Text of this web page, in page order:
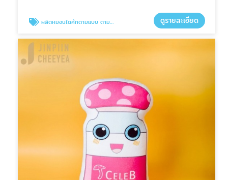
ผลิตหมอนไดคัทตามแบบ ตามทรง ดูรายละเอียด